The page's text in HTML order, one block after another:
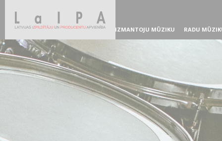
IZMANTOJU MŪZIKU RADU